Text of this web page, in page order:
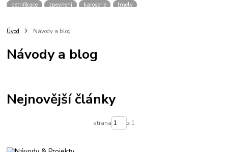
petrifikace
zpevneni karoserie tmely
Úvod Návody a blog
Návody a blog
Nejnovější články
strana z 1